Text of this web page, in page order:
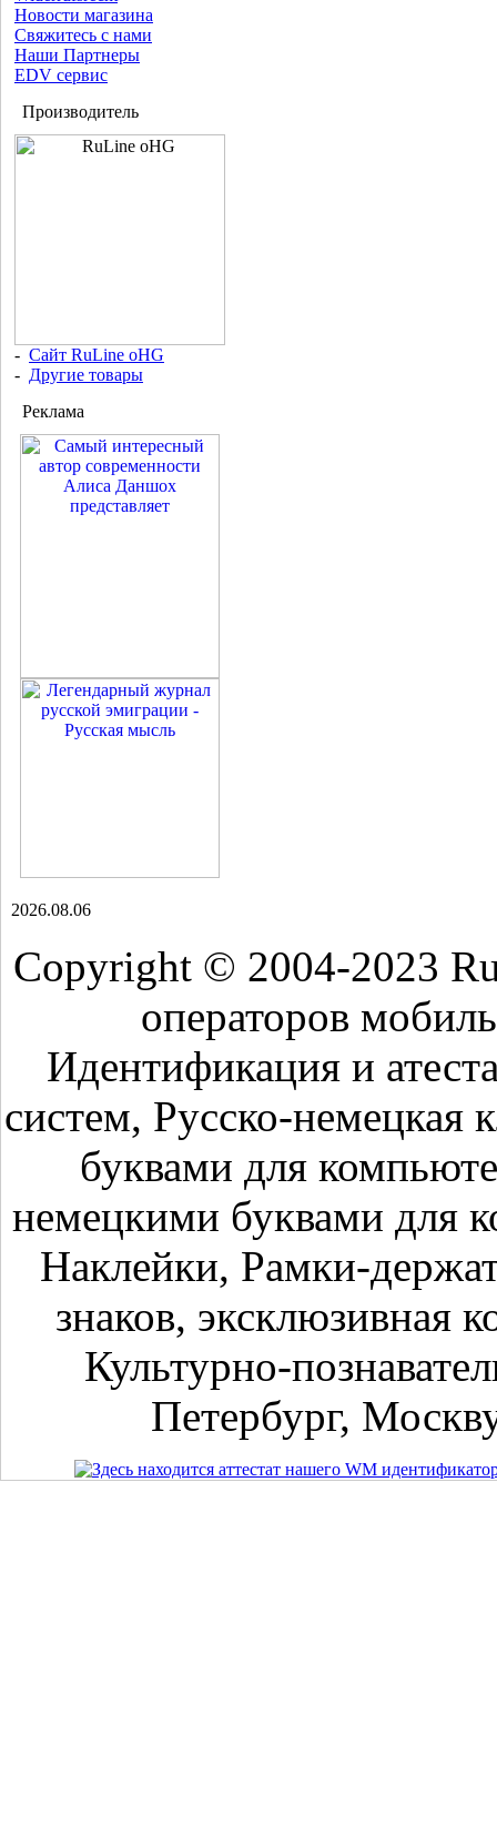
Новости магазина
Свяжитесь с нами
Наши Партнеры
EDV сервис
Производитель
- Сайт RuLine oHG
- Другие товары
Реклама
2026.08.06
Copyright © 2004-2023
операторов
Идентификация и
систем, Русско-немецкая
буквами для
немецкими буквами для
Наклейки, Рамки-
знаков, эксклюзивная
Культурно-
Петербург,